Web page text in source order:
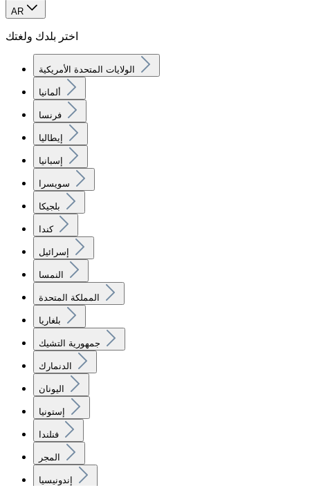
AR
اختر بلدك ولغتك
الولايات المتحدة الأمريكية
ألمانيا
فرنسا
إيطاليا
إسبانيا
سويسرا
بلجيكا
كندا
إسرائيل
النمسا
المملكة المتحدة
بلغاريا
جمهورية التشيك
الدنمارك
اليونان
إستونيا
فنلندا
المجر
إندونيسيا